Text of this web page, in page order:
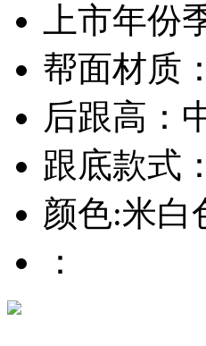
上市年份
帮面材质
后跟高：
跟底款式
颜色:米白
：